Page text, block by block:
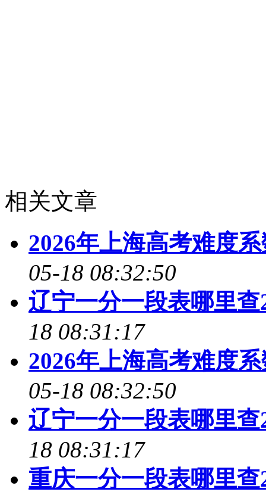
相关文章
2026年上海高考难度
05-18 08:32:50
辽宁一分一段表哪里
18 08:31:17
2026年上海高考难度
05-18 08:32:50
辽宁一分一段表哪里
18 08:31:17
重庆一分一段表哪里